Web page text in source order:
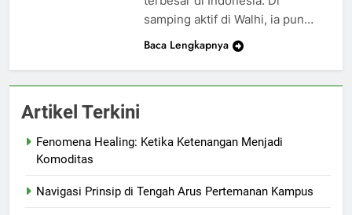
samping aktif di Walhi, ia pun…
Baca Lengkapnya
Artikel Terkini
Fenomena Healing: Ketika Ketenangan Menjadi
Komoditas
Navigasi Prinsip di Tengah Arus Pertemanan Kampus